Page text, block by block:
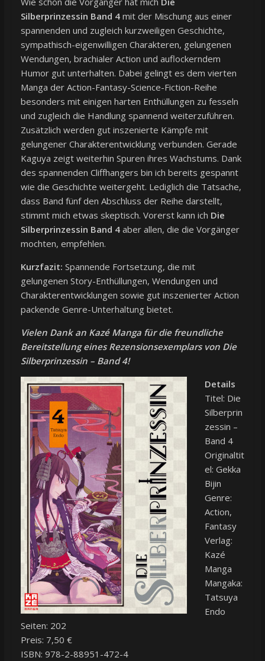
Silberprinzessin Band 4mit der Mischung aus einer
spannenden und zugleich kurzweiligen Geschichte,
sympathisch-eigenwilligen Charakteren, gelungenen
Wendungen, brachialer Action und auflockerndem
Humor gut unterhalten. Dabei gelingt es dem vierten
Manga der Action-Fantasy-Science-Fiction-Reihe
besonders mit einigen harten Enthüllungen zu fesseln
und zugleich die Handlung spannend weiterzuführen.
Zusätzlich werden gut inszenierte Kämpfe mit
gelungener Charakterentwicklung verbunden. Gerade
Kaguya zeigt weiterhin Spuren ihres Wachstums. Dank
des spannenden Cliffhangers bin ich bereits gespannt
wie die Geschichte weitergeht. Lediglich die Tatsache,
dass Band fünf den Abschluss der Reihe darstellt,
stimmt mich etwas skeptisch. Vorerst kann ich Die
Silberprinzessin Band 4aber allen, die die Vorgänger
mochten, empfehlen.
Kurzfazit: Spannende Fortsetzung, die mit
gelungenen Story-Enthüllungen, Wendungen und
Charakterentwicklungen sowie gut inszenierter Action
packende Genre-Unterhaltung bietet.
Vielen Dank an Kazé Manga für die freundliche
Bereitstellung eines Rezensionsexemplars von Die
Silberprinzessin – Band 4!
Details
Titel: Die
Silberprin
zessin –
Band 4
Originaltit
el: Gekka
Bijin
Genre:
Action,
Fantasy
Verlag:
Kazé
Manga
Mangaka:
Tatsuya
Endo
Seiten: 202
Preis: 7,50 €
ISBN: 978-2-88951-472-4